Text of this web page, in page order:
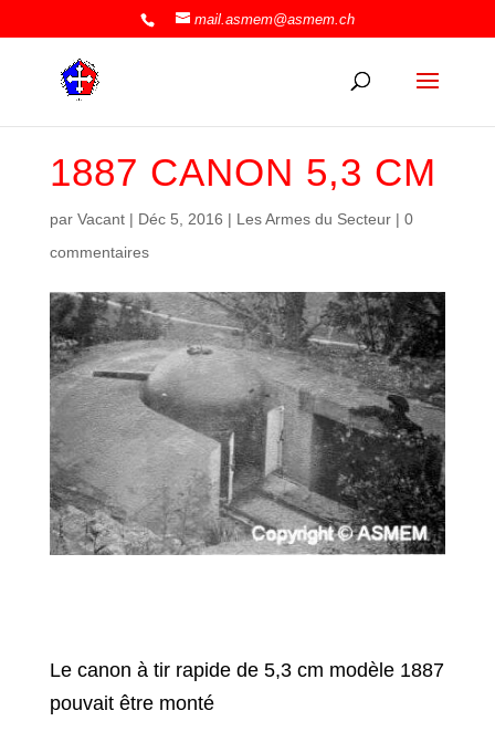
mail.asmem@asmem.ch
1887 CANON 5,3 CM
par Vacant| Déc 5, 2016 | Les Armes du Secteur| 0
commentaires
Le canon à tir rapide de 5,3 cm modèle 1887
pouvait être monté